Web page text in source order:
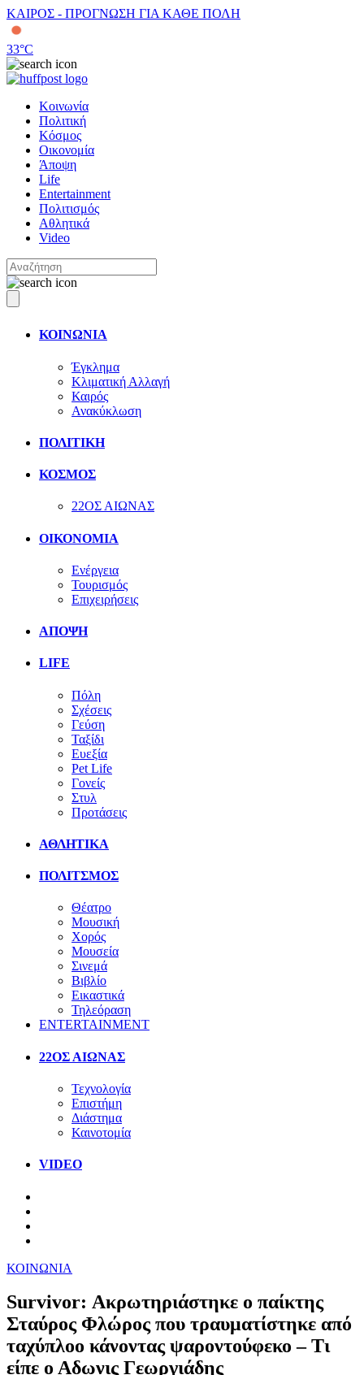
ΚΑΙΡΟΣ - ΠΡΟΓΝΩΣΗ ΓΙΑ ΚΑΘΕ ΠΟΛΗ
33°C
Κοινωνία
Πολιτική
Κόσμος
Οικονομία
Άποψη
Life
Entertainment
Πολιτισμός
Αθλητικά
Video
ΚΟΙΝΩΝΙΑ
Έγκλημα
Κλιματική Αλλαγή
Καιρός
Ανακύκλωση
ΠΟΛΙΤΙΚΗ
ΚΟΣΜΟΣ
22ΟΣ ΑΙΩΝΑΣ
ΟΙΚΟΝΟΜΙΑ
Ενέργεια
Τουρισμός
Επιχειρήσεις
ΑΠΟΨΗ
LIFE
Πόλη
Σχέσεις
Γεύση
Ταξίδι
Ευεξία
Pet Life
Γονείς
Στυλ
Προτάσεις
ΑΘΛΗΤΙΚΑ
ΠΟΛΙΤΣΜΟΣ
Θέατρο
Μουσική
Χορός
Μουσεία
Σινεμά
Βιβλίο
Εικαστικά
Τηλεόραση
ENTERTAINMENT
22ΟΣ ΑΙΩΝΑΣ
Τεχνολογία
Επιστήμη
Διάστημα
Καινοτομία
VIDEO
ΚΟΙΝΩΝΙΑ
Survivor: Ακρωτηριάστηκε ο παίκτης
Σταύρος Φλώρος που τραυματίστηκε από
ταχύπλοο κάνοντας ψαροντούφεκο – Τι
είπε ο Αδωνις Γεωργιάδης